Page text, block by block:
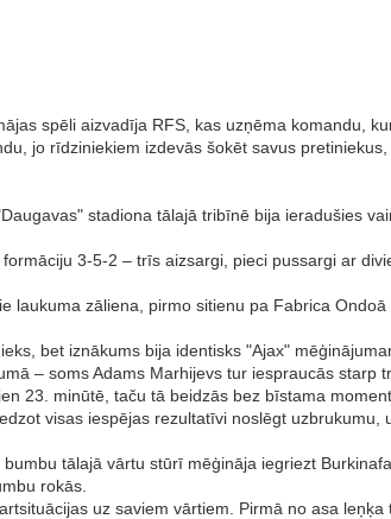
spēli aizvadīja RFS, kas uzņēma komandu,
jo rīdziniekiem izdevās šokēt savus
stadiona tālajā tribīnē bija ieradušies
3-5-2 – trīs aizsargi, pieci pussargi ar
laukuma zāliena, pirmo sitienu pa Fabrica
bet iznākums bija identisks "Ajax"
– soms Adams Marhijevs tur iespraucās starp
23. minūtē, taču tā beidzās bez bīstama
visas iespējas rezultatīvi noslēgt
tālajā vārtu stūrī mēģināja iegriezt
rokās.
uz saviem vārtiem. Pirmā no asa